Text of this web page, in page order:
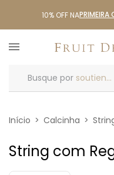
10% OFF NAPRIMEIRA
Busque por soutien...
Início > Calcinha >
String com